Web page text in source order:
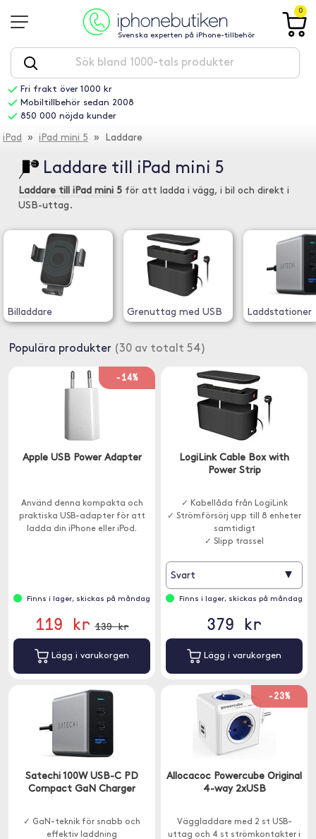
Svenska experten på iPhone-tillbehör
0
Fri frakt över 1000 kr
Mobiltillbehör sedan 2008
850 000 nöjda kunder
iPad » iPad mini 5 » Laddare
Laddare till iPad mini 5
Laddare till iPad mini 5 för att ladda i vägg, i bil och direkt i
USB-uttag.
Billaddare Grenuttag med USB Laddstationer
Populära produkter (30 av totalt 54)
-14%
Apple USB Power Adapter
Använd denna kompakta och
praktiska USB-adapter för att
ladda din iPhone eller iPod.
Finns i lager, skickas på måndag
119 kr 139 kr
Lägg i varukorgen
LogiLink Cable Box with
Power Strip
✓ Kabellåda från LogiLink
✓ Strömförsörj upp till 8 enheter
samtidigt
✓ Slipp trassel
Svart ▾
Finns i lager, skickas på måndag
379 kr
Lägg i varukorgen
Satechi 100W USB-C PD
Compact GaN Charger
✓ GaN-teknik för snabb och
effektiv laddning
-23%
Allocacoc Powercube Original
4-way 2xUSB
Väggladdare med 2 st USB-
uttag och 4 st strömkontakter i